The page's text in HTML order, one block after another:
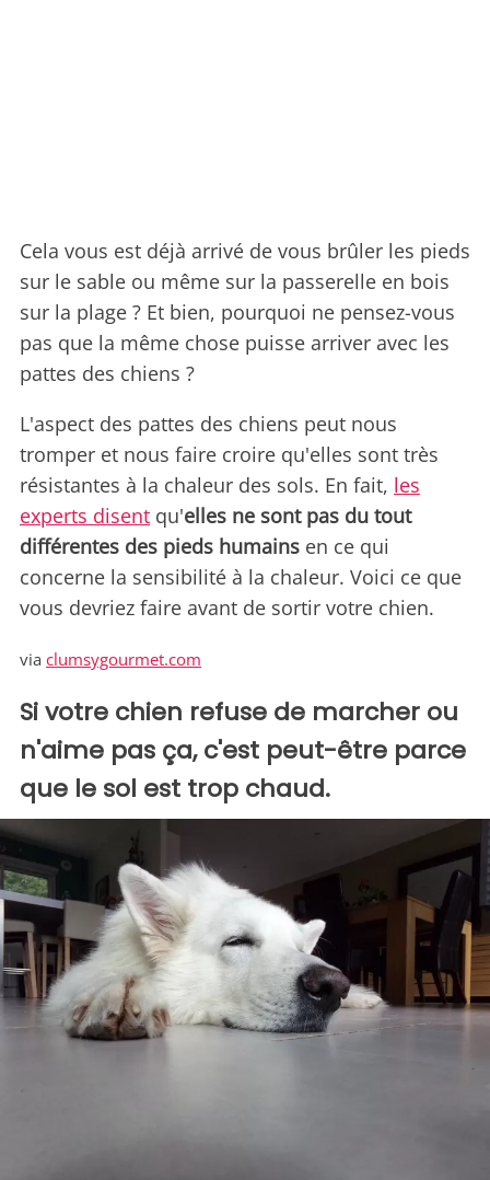
Cela vous est déjà arrivé de vous brûler les pieds
sur le sable ou même sur la passerelle en bois
sur la plage ? Et bien, pourquoi ne pensez-vous
pas que la même chose puisse arriver avec les
pattes des chiens ?
L'aspect des pattes des chiens peut nous
tromper et nous faire croire qu'elles sont très
résistantes à la chaleur des sols. En fait, les
experts disent qu'elles ne sont pas du tout
différentes des pieds humains en ce qui
concerne la sensibilité à la chaleur. Voici ce que
vous devriez faire avant de sortir votre chien.
via clumsygourmet.com
Si votre chien refuse de marcher ou
n'aime pas ça, c'est peut-être parce
que le sol est trop chaud.